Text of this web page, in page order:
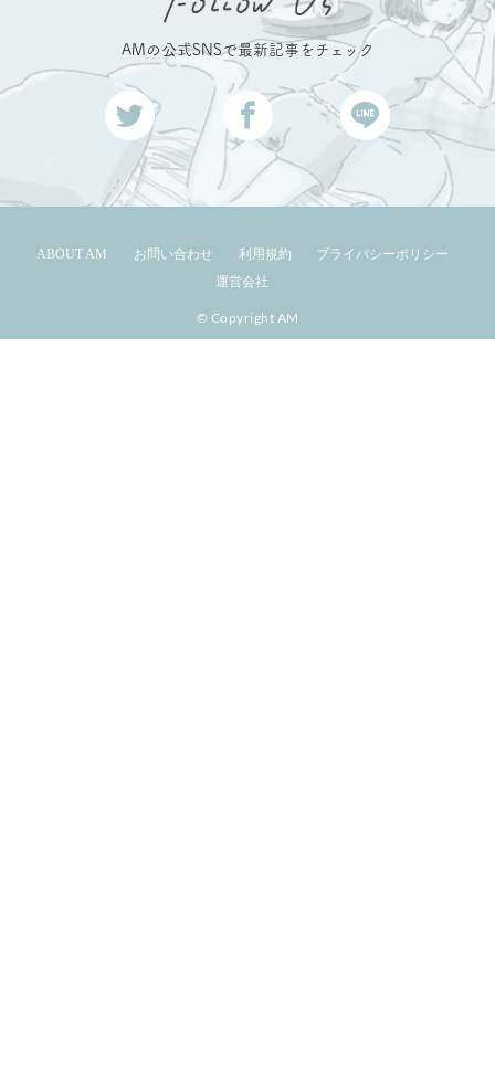
AMの公式SNSで最新記事をチェック
ABOUT AM お問い合わせ 利用規約
プライバシーポリシー
運営会社
© Copyright AM